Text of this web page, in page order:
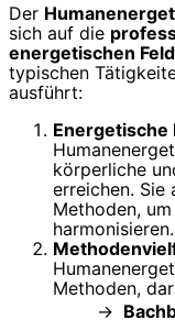
Der
sich auf die
energetischen
typischen
ausführt:
Energetische
körperliche
erreichen. Sie
Methoden,
harmonisieren.
Methoden,